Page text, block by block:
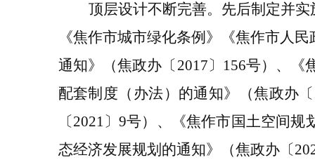
顶层设计不断完善。 先后制定并
《焦作市城市绿化条例》《焦作市人
通知》（焦政办〔 2017〕 156号） 、
配套制度（办法）的通知》
（焦政办〔
〔2021〕9号）、
《焦作市国土空间规
态经济发展规划的通知》
（焦政办〔